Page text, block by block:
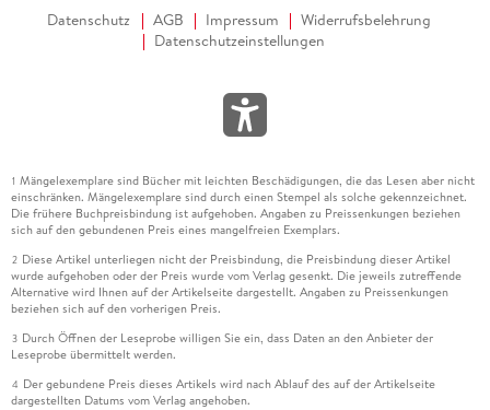
Datenschutz AGB Impressum
Widerrufsbelehrung
Datenschutzeinstellungen
1 Mängelexemplare sind Bücher mit leichten Beschädigungen, die das Lesen aber nicht
einschränken. Mängelexemplare sind durch einen Stempel als solche gekennzeichnet.
Die frühere Buchpreisbindung ist aufgehoben. Angaben zu Preissenkungen beziehen
sich auf den gebundenen Preis eines mangelfreien Exemplars.
2 Diese Artikel unterliegen nicht der Preisbindung, die Preisbindung dieser Artikel
wurde aufgehoben oder der Preis wurde vom Verlag gesenkt. Die jeweils zutreffende
Alternative wird Ihnen auf der Artikelseite dargestellt. Angaben zu Preissenkungen
beziehen sich auf den vorherigen Preis.
3 Durch Öffnen der Leseprobe willigen Sie ein, dass Daten an den Anbieter der
Leseprobe übermittelt werden.
4 Der gebundene Preis dieses Artikels wird nach Ablauf des auf der Artikelseite
dargestellten Datums vom Verlag angehoben.